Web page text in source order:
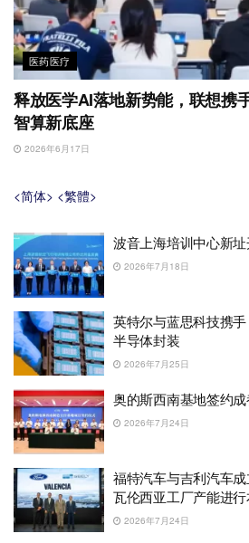
医药医疗
释放医学AI落地新势能，联想携
智算新底座
2026年6月17日
<简体> <繁體>
波音上海培训中心新
2026年7月18日
英特尔与蓝思科技携
半导体封装
2026年7月25日
奥的斯西南基地签约
2026年7月24日
福特汽车与吉利汽车
瓦伦西亚工厂产能进
2026年7月24日